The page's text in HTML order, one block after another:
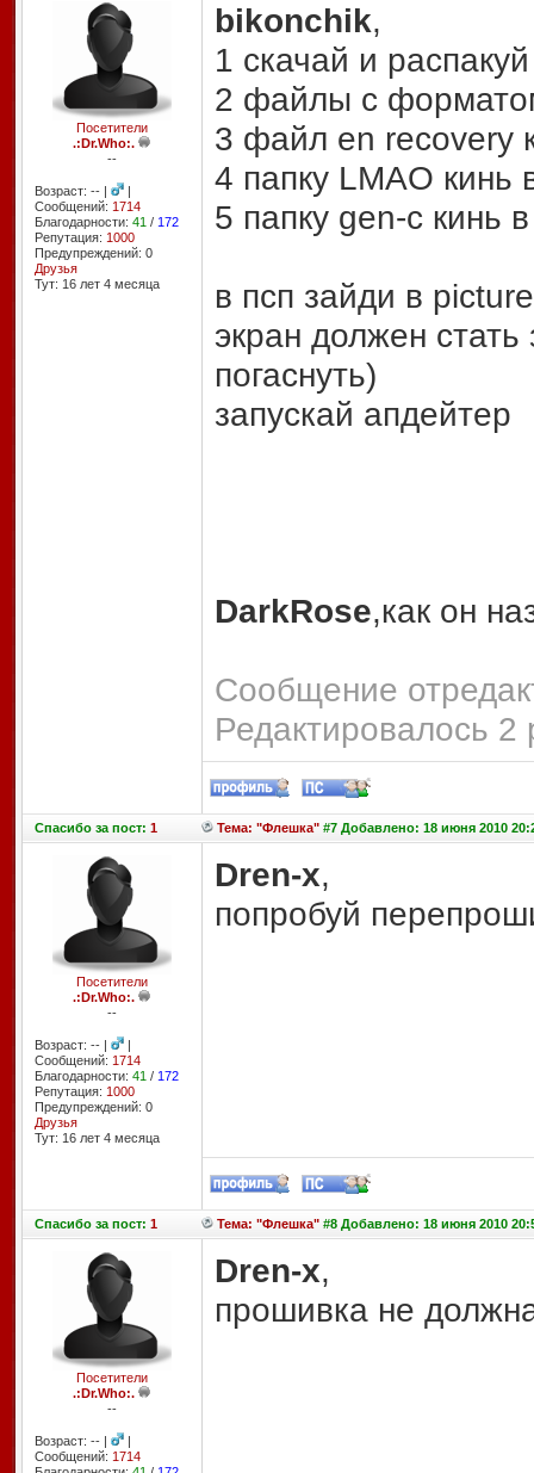
Посетители
.:Dr.Who:.
--
Возраст: -- |
|
Сообщений: 1714
Благодарности: 41 / 172
Репутация: 1000
Предупреждений: 0
Друзья
Тут: 16 лет 4 месяцa
bikonchik,
1 скачай и
2 файлы с
3 файл en recovery
4 папку LMAO кинь
5 папку gen-c кинь
в псп зайди в
экран должен
погаснуть)
запускай апдейтер
DarkRose,как он
Сообщение
Редактировалось 2
Спасибоза пост: 1 Тема: "Флешка"#7 Добавлено: 18 июня 2010
Посетители
.:Dr.Who:.
--
Возраст: -- |
|
Сообщений: 1714
Благодарности: 41 / 172
Репутация: 1000
Предупреждений: 0
Друзья
Тут: 16 лет 4 месяцa
Dren-x,
попробуй
Спасибоза пост: 1 Тема: "Флешка"#8 Добавлено: 18 июня 2010
Посетители
.:Dr.Who:.
--
Возраст: -- |
|
Сообщений: 1714
Dren-x,
прошивка не